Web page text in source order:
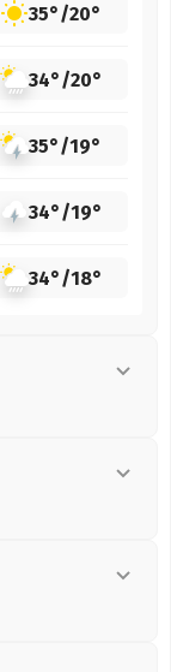
35°/20°
34°/20°
35°/19°
34°/19°
34°/18°